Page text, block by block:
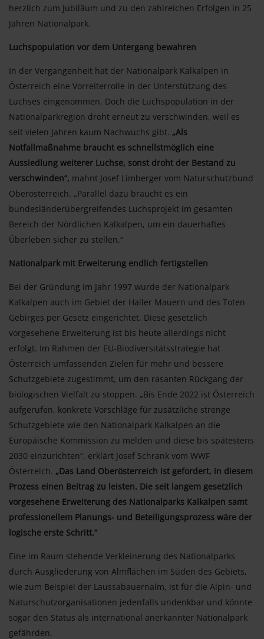
herzlich zum Jubiläum und zu den zahlreichen Erfolgen in 25
Jahren Nationalpark.
Luchspopulation vor dem Untergang bewahren
In der Vergangenheit hat der Nationalpark Kalkalpen in
Österreich eine Vorreiterrolle in der Unterstützung des
Luchses eingenommen. Doch die Luchspopulation in der
Nationalparkregion droht erneut zu verschwinden, weil es
seit vielen Jahren kaum Nachwuchs gibt. „Als
Notfallmaßnahme braucht es schnellstmöglich eine
Aussiedlung weiterer Luchse, sonst droht der Bestand zu
verschwinden“, mahnt Josef Limberger vom Naturschutzbund
Oberösterreich. „Parallel dazu braucht es ein
bundesländerübergreifendes Luchsprojekt im gesamten
Bereich der Nördlichen Kalkalpen, um ein dauerhaftes
Überleben sicher zu stellen.“
Nationalpark mit Erweiterung endlich fertigstellen
Bei der Gründung im Jahr 1997 wurde der Nationalpark
Kalkalpen auch im Gebiet der Haller Mauern und des Toten
Gebirges per Gesetz eingerichtet. Diese gesetzlich
vorgesehene Erweiterung ist bis heute allerdings nicht
erfolgt. Im Rahmen der EU-Biodiversitätsstrategie hat
Österreich umfassenden Zielen für mehr und bessere
Schutzgebiete zugestimmt, um den rasanten Rückgang der
biologischen Vielfalt zu stoppen. „Bis Ende 2022 ist Österreich
aufgerufen, konkrete Vorschläge für zusätzliche strenge
Schutzgebiete wie den Nationalpark Kalkalpen an die
Europäische Kommission zu melden und diese bis spätestens
2030 einzurichten“, erklärt Josef Schrank vom WWF
Österreich. „Das Land Oberösterreich ist gefordert, in diesem
Prozess einen Beitrag zu leisten. Die seit langem gesetzlich
vorgesehene Erweiterung des Nationalparks Kalkalpen samt
professionellem Planungs- und Beteiligungsprozess wäre der
logische erste Schritt.“
Eine im Raum stehende Verkleinerung des Nationalparks
durch Ausgliederung von Almflächen im Süden des Gebiets,
wie zum Beispiel der Laussabauernalm, ist für die Alpin- und
Naturschutzorganisationen jedenfalls undenkbar und könnte
sogar den Status als international anerkannter Nationalpark
gefährden.